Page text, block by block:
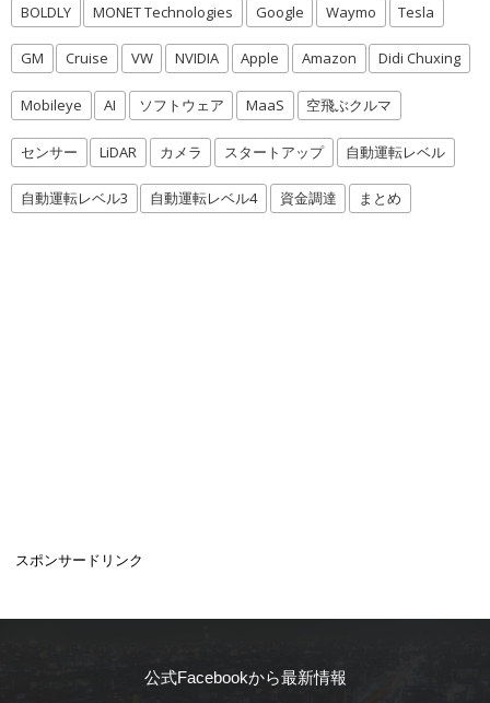
BOLDLY MONET Technologies Google Waymo Tesla
GM Cruise VW NVIDIA Apple Amazon Didi Chuxing
Mobileye AI ソフトウェア MaaS 空飛ぶクルマ
センサー LiDAR カメラ スタートアップ 自動運転レベル
自動運転レベル3 自動運転レベル4 資金調達 まとめ
スポンサードリンク
公式Facebookから最新情報